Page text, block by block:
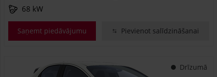
68 kW
Saņemt piedāvājumu Pievienot salīdzināšanai
Drīzumā